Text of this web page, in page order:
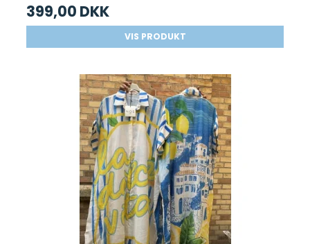
399,00 DKK
VIS PRODUKT